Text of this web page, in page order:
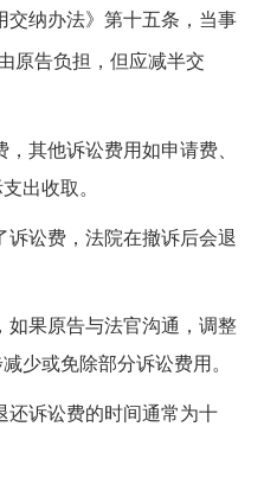
交纳办法》第十五条，当事
原告负担，但应减半交
其他诉讼费用如申请费、
出收取。
讼费，法院在撤诉后会退
如果原告与法官沟通，调整
少或免除部分诉讼费用。
还诉讼费的时间通常为十